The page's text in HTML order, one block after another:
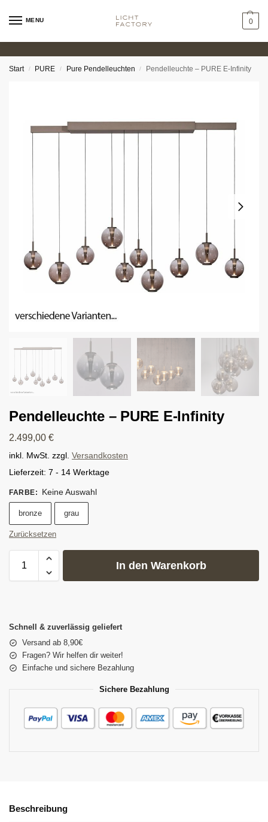
MENU 0
Start / PURE / Pure Pendelleuchten / Pendelleuchte – PURE E-Infinity
Pendelleuchte – PURE E-Infinity
2.499,00 €
inkl. MwSt. zzgl. Versandkosten
Lieferzeit: 7 - 14 Werktage
FARBE: Keine Auswahl
bronze grau
Zurücksetzen
In den Warenkorb
Schnell & zuverlässig geliefert
Versand ab 8,90€
Fragen? Wir helfen dir weiter!
Einfache und sichere Bezahlung
Sichere Bezahlung
Beschreibung